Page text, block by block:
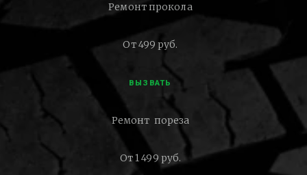
Ремонт прокола
От 499 руб.
ВЫЗВАТЬ
Ремонт пореза
От 1 499 руб.